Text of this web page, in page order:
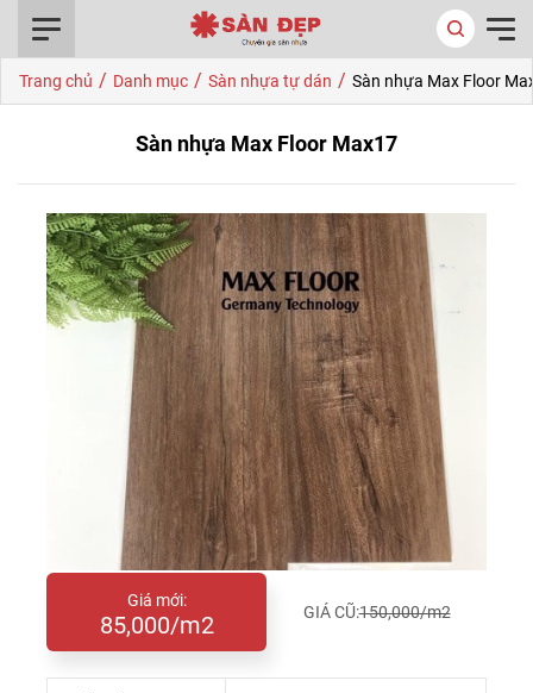
Trang chủ / Danh mục / Sàn nhựa tự dán / Sàn nhựa Max Floor
Sàn nhựa Max Floor Max17
Giá mới:
85,000/m2 GIÁ CŨ:150,000/m2